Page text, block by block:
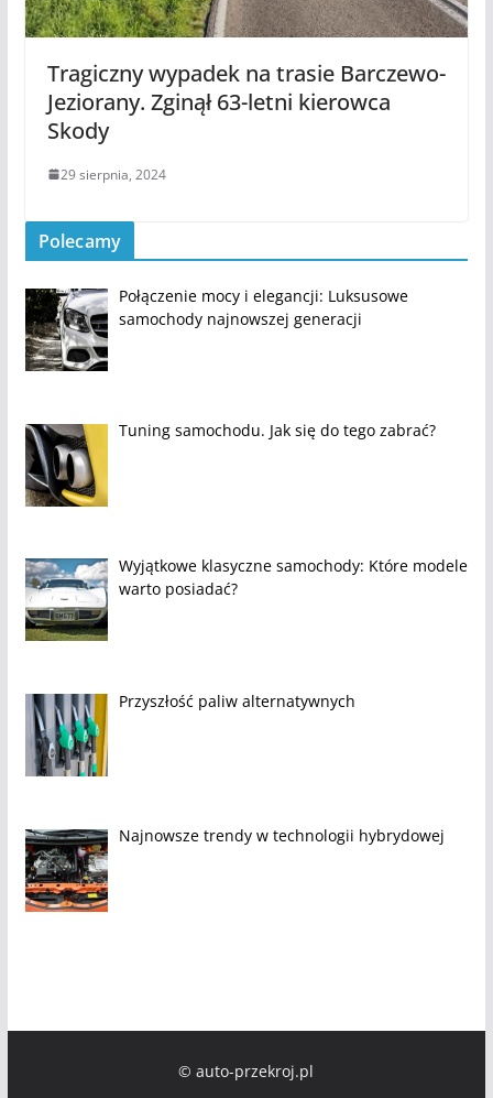
Tragiczny wypadek na trasie Barczewo-
Jeziorany. Zginął 63-letni kierowca
Skody
29 sierpnia, 2024
Polecamy
Połączenie mocy i elegancji: Luksusowe
samochody najnowszej generacji
Tuning samochodu. Jak się do tego zabrać?
Wyjątkowe klasyczne samochody: Które modele
warto posiadać?
Przyszłość paliw alternatywnych
Najnowsze trendy w technologii hybrydowej
© auto-przekroj.pl